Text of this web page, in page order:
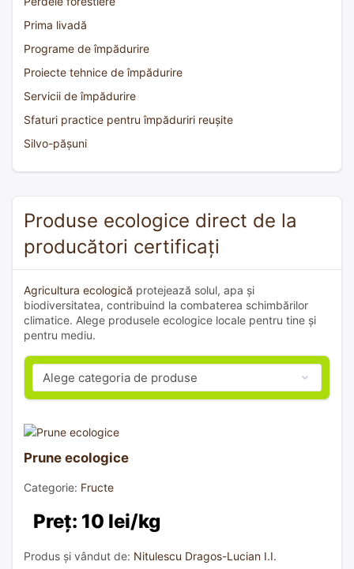
Prima livadă
Programe de împădurire
Proiecte tehnice de împădurire
Servicii de împădurire
Sfaturi practice pentru împăduriri reușite
Silvo-pășuni
Produse ecologice direct de la
producători certificați
Agricultura ecologică protejează solul, apa și
biodiversitatea, contribuind la combaterea schimbărilor
climatice. Alege produsele ecologice locale pentru tine și
pentru mediu.
Prune ecologice
Categorie: Fructe
Preț: 10 lei/kg
Produs și vândut de: Nitulescu Dragos-Lucian I.I.